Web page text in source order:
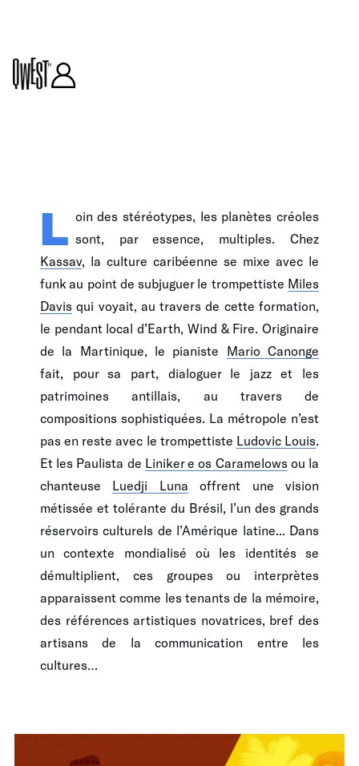
L oin des stéréotypes, les planètes créoles
sont, par essence, multiples. Chez
Kassav, la culture caribéenne se mixe avec le
funk au point de subjuguer le trompettiste Miles
Davis qui voyait, au travers de cette formation,
le pendant local d’Earth, Wind & Fire. Originaire
de la Martinique, le pianiste Mario Canonge
fait, pour sa part, dialoguer le jazz et les
patrimoines antillais, au travers de
compositions sophistiquées. La métropole n’est
pas en reste avec le trompettiste Ludovic Louis.
Et les Paulista de Liniker e os Caramelowsou la
chanteuse Luedji Luna offrent une vision
métissée et tolérante du Brésil, l’un des grands
réservoirs culturels de l’Amérique latine... Dans
un contexte mondialisé où les identités se
démultiplient, ces groupes ou interprètes
apparaissent comme les tenants de la mémoire,
des références artistiques novatrices, bref des
artisans de la communication entre les
cultures…